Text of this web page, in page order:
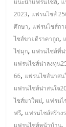
หน้า
บ้าน
ลงทุน
น้อย
แนะนำแฟรนไชส์
2023, แฟรนไชส์
ศึกษา, แฟรนไชส์ก
ไชส์ขายดีราคาถูก,
ไข่มุก, แฟรนไชส์ที่น่
แฟรนไชส์น่าลงทุน
66, แฟรนไชส์น่าสน
แฟรนไชส์น่าสนใจ
ไชส์มาใหม่, แฟรนไ
ฟรี, แฟรนไชส์สร้าง
,